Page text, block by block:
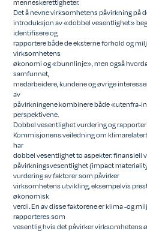
Det å nevne virksomhetens påvirkning på
introduksjon av «dobbel vesentlighet»
identifisere og
rapportere både de eksterne forhold og
virksomhetens
økonomi og «bunnlinje», men også
samfunnet,
medarbeidere, kundene og øvrige
av
påvirkningene kombinere både «utenfra-
perspektivene.
Dobbel vesentlighet vurdering og
Kommisjonens veiledning om
har
dobbel vesentlighet to aspekter: finansiell
påvirkningsvesentlighet (impact
vurdering av faktorer som påvirker
virksomhetens utvikling, eksempelvis
økonomisk
verdi. En av disse faktorene er klima -og
rapporteres som
vesentlig hvis det påvirker virksomhetens